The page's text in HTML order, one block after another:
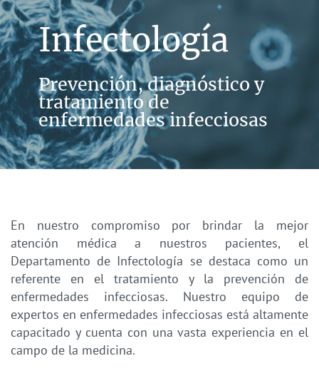
Infectología
Prevención, diagnóstico y
tratamiento de
enfermedades infecciosas
En nuestro compromiso por brindar la mejor
atención médica a nuestros pacientes, el
Departamento de Infectología se destaca como un
referente en el tratamiento y la prevención de
enfermedades infecciosas. Nuestro equipo de
expertos en enfermedades infecciosas está altamente
capacitado y cuenta con una vasta experiencia en el
campo de la medicina.